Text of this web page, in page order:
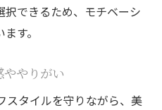
択できるため、モチベーシ
す。
やりがい
スタイルを守りながら、美